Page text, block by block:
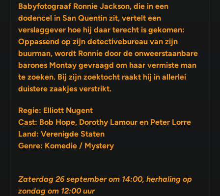
Babyfotograaf Ronnie Jackson, die in een
dodencel in San Quentin zit, vertelt een
verslaggever hoe hij daar terecht is gekomen:
Oppassend op zijn detectivebureau van zijn
buurman, wordt Ronnie door de onweerstaanbare
barones Montay gevraagd om haar vermiste man
te zoeken. Bij zijn zoektocht raakt hij in allerlei
duistere zaakjes verstrikt.
Regie: Elliott Nugent
Cast: Bob Hope, Dorothy Lamour en Peter Lorre
Land: Verenigde Staten
Genre: Komedie / Mystery
Zaterdag 26 september om 14:00, herhaling op
zondag om 12:00 uur